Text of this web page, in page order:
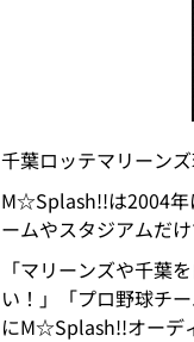
千葉ロッテマリーン
M☆Splash!!は2004年
ームやスタジアムだ
「マリーンズや千葉
い！」「プロ野球チ
にM☆Splash!!オーデ